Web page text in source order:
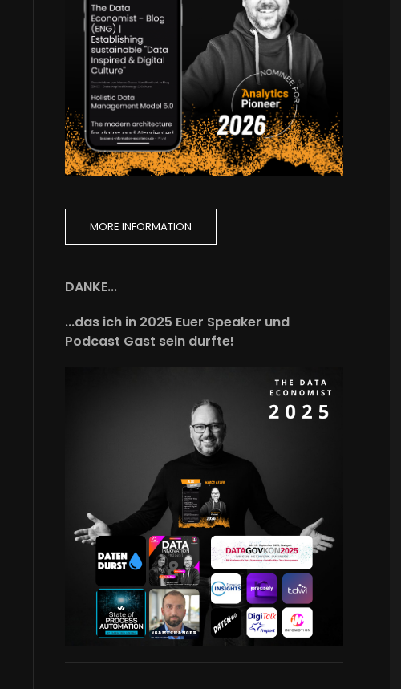
MORE INFORMATION
DANKE...
...das ich in 2025 Euer Speaker und
Podcast Gast sein durfte!